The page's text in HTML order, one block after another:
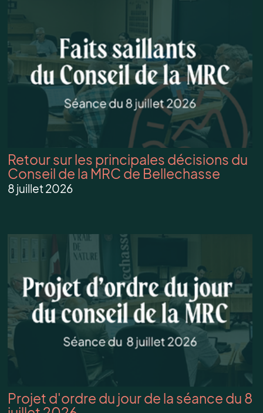
Retour sur les principales décisions du
Conseil de la MRC de Bellechasse
8 juillet 2026
Projet d'ordre du jour de la séance du 8